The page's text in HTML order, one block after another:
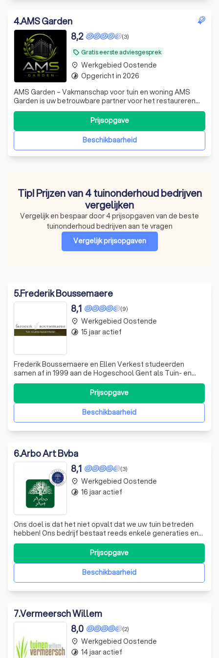
4.AMS Garden
local_offer Gratis eerste adviesgesprek
(3)
8,2
AMS Garden – Vakmanschap voor tuin en woning AMS
Garden is uw betrouwbare partner voor het restaureren
van tuinpoorten, het professioneel reinigen van daken en
het uitvoeren van diverse tuinierwerken. Met oog voor
detail, kwaliteit en duurzaamheid zorgen wij ervoor dat uw
tuin en woning er opnieuwBeschikbaarheid
Prijsopgave
place Werkgebied Oostende
timelapse Opgericht in 2026
Tip! Prijzen van 4 tuinonderhoud bedrijven
vergelijken
Vergelijk en bespaar door 4 prijsopgaven van de beste
tuinonderhoud bedrijven aan te vragen
Vergelijk prijsopgaven
5.Frederik Boussemaere
(9)
8,1
Frederik Boussemaere en Ellen Verkest studeerden
samen af in 1999 aan de Hogeschool Gent als Tuin- en
Landschapsarchitecten. Ze startten onmiddellijk hun zaak
waarin Ellen de ontwerpen en administratie voor haar
rekening neemt. Frederik staat samen met zijn
gemotiveerde team in voor de aanleg, het o
Beschikbaarheid
Prijsopgave
place Werkgebied Oostende
timelapse 15 jaar actief
6.Arbo Art Bvba
(3)
8,1
Ons doel is dat het niet opvalt dat we uw tuin betreden
hebben! Ons bedrijf bestaat reeds enkele generaties en
is gespecialiseerd in alles wat het bomenrijk aangaat. Zelf
zet ik ruim 20 jaar deze ervaring verder. Dankzij de vele
opleidingen die we gevolgd hebben, o.a. in Nederland,
hebben we ons in
Beschikbaarheid
Prijsopgave
place Werkgebied Oostende
timelapse 16 jaar actief
7.Vermeersch Willem
(2)
8,0
place Werkgebied Oostende
timelapse 14 jaar actief